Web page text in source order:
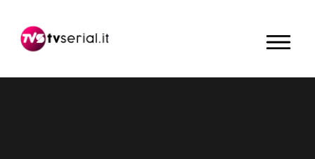
navigazione
contenuto
barra
primaria
MENU